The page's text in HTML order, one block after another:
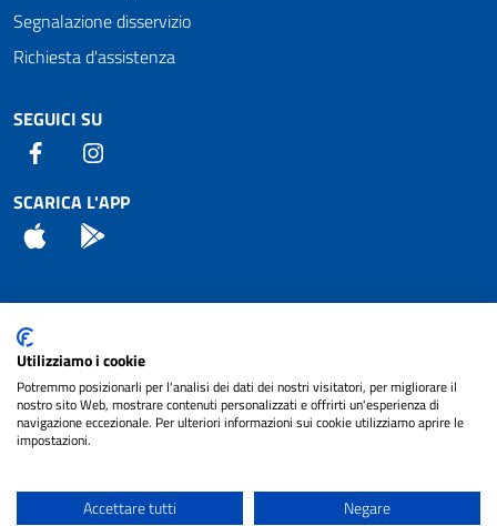
Segnalazione disservizio
Richiesta d'assistenza
SEGUICI SU
Facebook
SCARICA L'APP
App Store
Attuazione Misure PNRR
Piano di miglioramento del sito
Note legali
cura diNET SMART
Utilizziamo i cookie
Potremmo posizionarli per l'analisi dei dati dei nostri visitatori, per migliorare il
nostro sito Web, mostrare contenuti personalizzati e offrirti un'esperienza di
navigazione eccezionale. Per ulteriori informazioni sui cookie utilizziamo aprire le
impostazioni.
Accettare tutti Negare